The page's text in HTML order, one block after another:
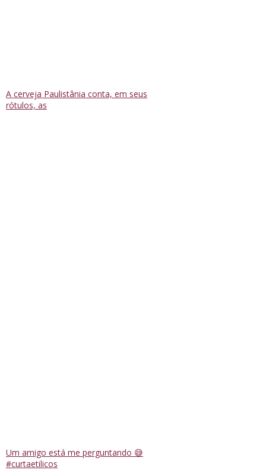
A cerveja Paulistânia conta, em seus
rótulos, as
Um amigo está me perguntando 😅
#curtaetilicos